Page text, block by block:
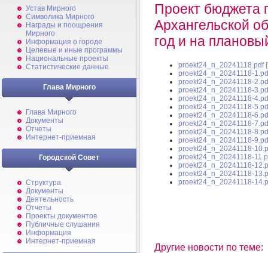
Устав Мирного
Символика Мирного
Награды и поощрения
Мирного
Информация о городе
Целевые и иные программы
Национальные проекты
Статистические данные
Глава Мирного
Глава Мирного
Документы
Отчеты
Интернет-приемная
Городской Совет
Структура
Документы
Деятельность
Отчеты
Проекты документов
Публичные слушания
Информация
Интернет-приемная
Проект бюджета
Архангельской
год и на
proekt24_n_20241118.pdf
proekt24_n_20241118-
proekt24_n_20241118-
proekt24_n_20241118-
proekt24_n_20241118-
proekt24_n_20241118-
proekt24_n_20241118-
proekt24_n_20241118-
proekt24_n_20241118-
proekt24_n_20241118-
proekt24_n_20241118-
proekt24_n_20241118-
proekt24_n_20241118-
proekt24_n_20241118-
proekt24_n_20241118-
Другие новости по теме: